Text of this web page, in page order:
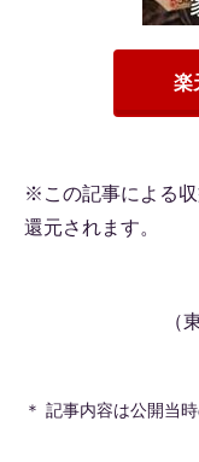
楽
※この記事による
還元されます。
（
＊ 記事内容は公開当